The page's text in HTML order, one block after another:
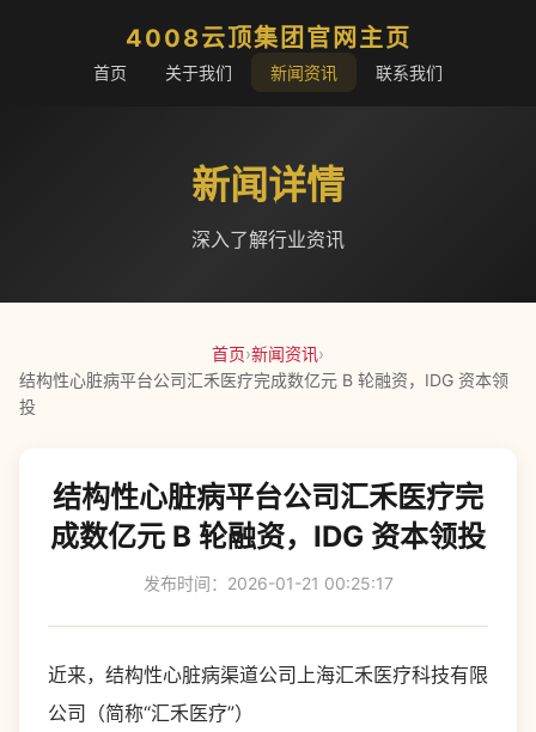
4008云顶集团官网主页
首页 关于我们 新闻资讯 联系我们
新闻详情
深入了解行业资讯
首页›新闻资讯›
结构性心脏病平台公司汇禾医疗完成数亿元 B 轮融资，IDG 资本领
投
结构性心脏病平台公司汇禾医疗完
成数亿元 B 轮融资，IDG 资本领投
发布时间：2026-01-21 00:25:17
近来，结构性心脏病渠道公司上海汇禾医疗科技有限
公司（简称“汇禾医疗”）